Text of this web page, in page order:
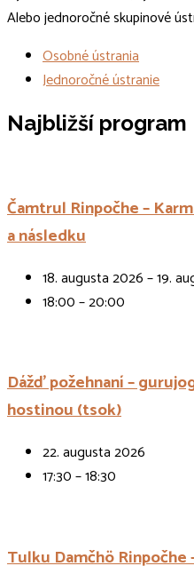
Alebo jednoročné skupinové
Osobné ústrania
Jednoročné ústranie
Najbližší program
Čamtrul Rinpočhe –
a následku
18. augusta 2026 – 19.
18:00 – 20:00
Dážď požehnaní –
hostinou (tsok)
22. augusta 2026
17:30 – 18:30
Tulku Damčhö Rinpočhe